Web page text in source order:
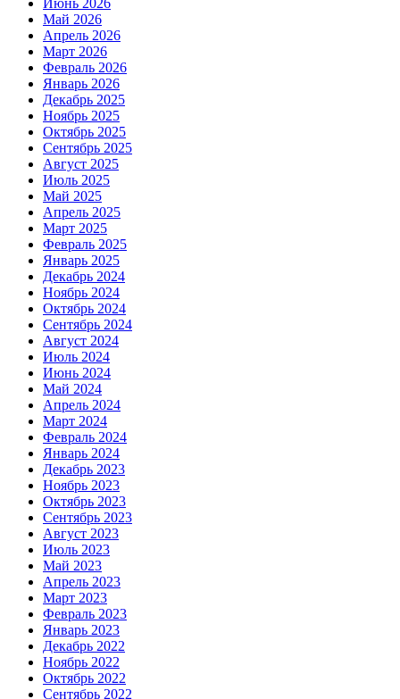
Июнь 2026
Май 2026
Апрель 2026
Март 2026
Февраль 2026
Январь 2026
Декабрь 2025
Ноябрь 2025
Октябрь 2025
Сентябрь 2025
Август 2025
Июль 2025
Май 2025
Апрель 2025
Март 2025
Февраль 2025
Январь 2025
Декабрь 2024
Ноябрь 2024
Октябрь 2024
Сентябрь 2024
Август 2024
Июль 2024
Июнь 2024
Май 2024
Апрель 2024
Март 2024
Февраль 2024
Январь 2024
Декабрь 2023
Ноябрь 2023
Октябрь 2023
Сентябрь 2023
Август 2023
Июль 2023
Май 2023
Апрель 2023
Март 2023
Февраль 2023
Январь 2023
Декабрь 2022
Ноябрь 2022
Октябрь 2022
Сентябрь 2022